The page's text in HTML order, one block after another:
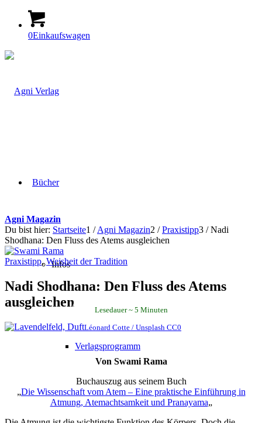
0Einkaufswagen
Bücher
Infos
Verlagsprogramm
Agni Magazin
Du bist hier: Startseite1 / Agni Magazin2 / Praxistipp3 / Nadi
Shodhana: Den Fluss des Atems ausgleichen
Praxistipp,Weisheit der Tradition
Nadi Shodhana: Den Fluss des Atems
ausgleichen
Léonard Cotte / Unsplash CC0
Lesedauer 5 Minuten
Von Swami Rama
Buchauszug aus seinem Buch
„Die Wissenschaft vom Atem – Eine praktische Einführung in
Atmung, Atemachtsamkeit und Pranayama„